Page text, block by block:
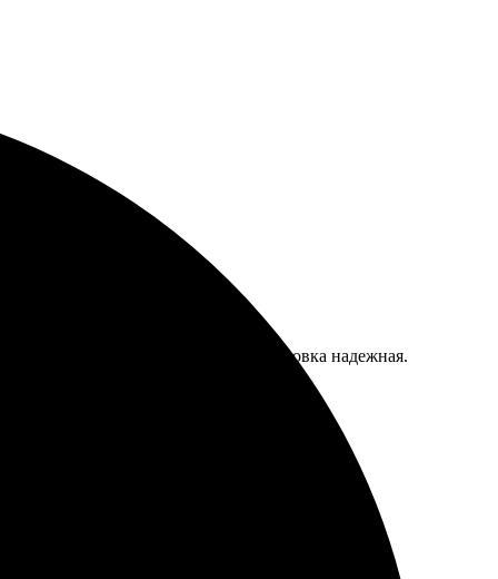
пришла в отличном качестве, упаковка надежная.
фото порадовало!